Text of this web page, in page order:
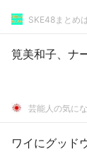
SKE48まとめ
筧美和子、ナ
芸能人の気に
ワイにグッド